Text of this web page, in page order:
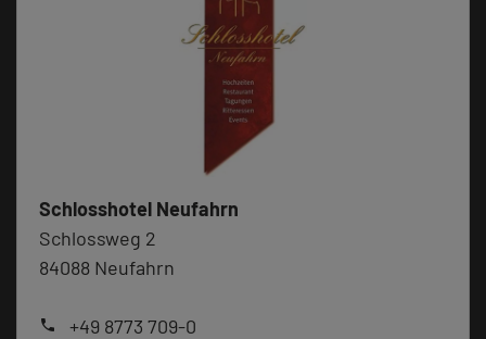
Schlosshotel Neufahrn
Schlossweg 2
84088 Neufahrn
phone +49 8773 709-0